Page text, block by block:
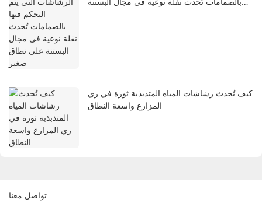
كيف تُحدث رشاشات المياه المتذبذبة ثورة في ري
المزارع واسعة النطاق
تواصل معنا